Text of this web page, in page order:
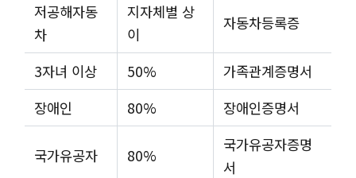
저공해자동
차
지자체별 상
이
자동차등록증
3자녀 이상 50%
가족관계증명서
장애인
80% 장애인증명서
국가유공자 80%
국가유공자증명
서